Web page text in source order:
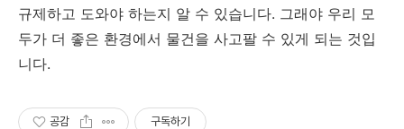
규제하고 도와야 하는지 알 수 있습니다. 그래야 우리 모
두가 더 좋은 환경에서 물건을 사고팔 수 있게 되는 것입
니다.
공감 구독하기